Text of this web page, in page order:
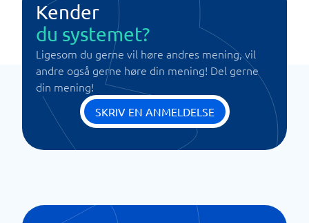
Kender
du systemet?
Ligesom du gerne vil høre andres mening, vil
andre også gerne høre din mening! Del gerne
din mening!
SKRIV EN ANMELDELSE